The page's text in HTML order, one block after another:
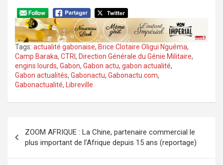
Tags: actualité gabonaise, Brice Clotaire Oligui Nguéma,
Camp Baraka, CTRI , Direction Générale du Génie Militaire,
engins lourds, Gabon, Gabon actu, gabon actualité,
Gabon actualités, Gabonactu, Gabonactu.com,
Gabonactualité, Libreville
de
l’article
ZOOM AFRIQUE : La Chine, partenaire commercial le
plus important de l’Afrique depuis 15 ans (reportage)